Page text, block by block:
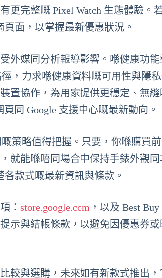
更完整嘅 Pixel Watch 生態體驗。
面，以掌握最新優惠狀況。
外媒同分析報導影響。喺健康功能
，力求喺健康資料嘅可用性與隱
置協作，為用家提供更穩定、無
同 Google 支援中心嘅最新動向。
策略值得把握。只要，你喺購買
就能喺唔同場合中保持手錶外觀
款式嘅最新資訊與條款。
： store.google.com ，以及 Best Buy
示與結帳條款，以避免因優惠券或
較與選購，未來如有新款式推出，